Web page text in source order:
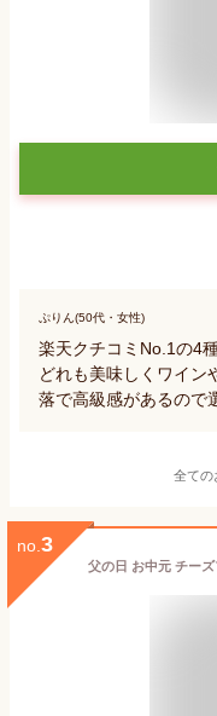
ぷりん(50代・女性)
楽天クチコミNo.1の4
どれも美味しくワイン
落で高級感があるので
全ての
no. 3